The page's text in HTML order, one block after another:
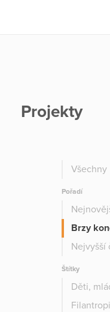
Projekty
Všechny
Pořadí
Brzy
Nejvyšší
Štítky
Děti,